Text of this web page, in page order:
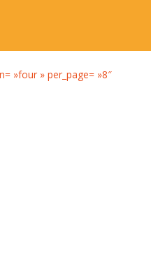
»four » per_page= »8″